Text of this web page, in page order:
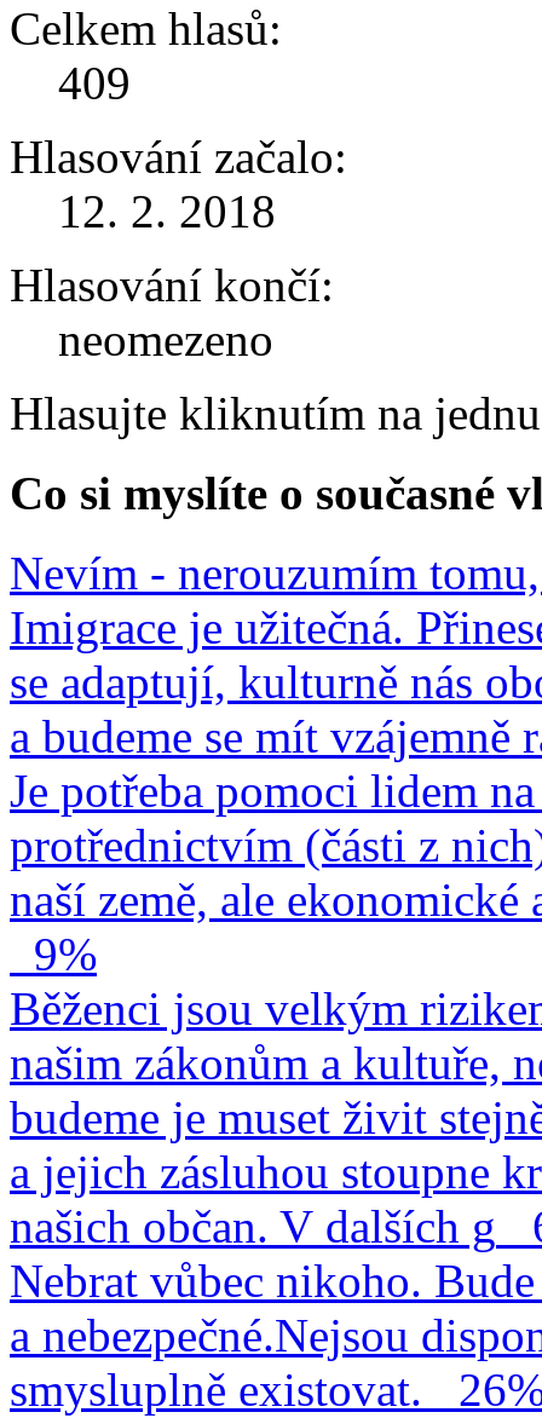
Celkem hlasů:
409
Hlasování začalo:
12. 2. 2018
Hlasování končí:
neomezeno
Hlasujte kliknutím na
Co si myslíte o současné
Nevím - nerouzumím
Imigrace je užitečná.
se adaptují, kulturně nás
a budeme se mít vzájemně
Je potřeba pomoci lidem
protřednictvím (části z
naší země, ale
9%
Běženci jsou velkým
našim zákonům a kultuře,
budeme je muset živit
a jejich zásluhou stoupne
našich občan. V dalších g
Nebrat vůbec nikoho.
a nebezpečné.Nejsou
smysluplně existovat.